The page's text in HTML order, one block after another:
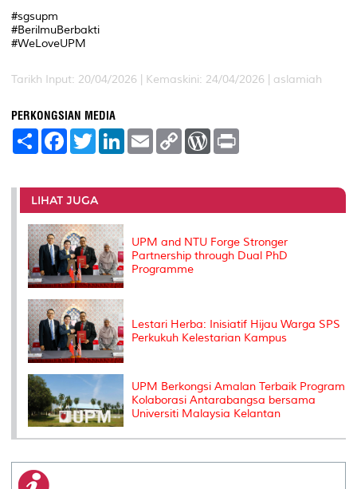
#sgsupm
#BerilmuBerbakti
#WeLoveUPM
Tarikh Input: 20/04/2026 | Kemaskini: 24/04/2026 | aslamiah
PERKONGSIAN MEDIA
S
e
F
a
b
o
o
k
T
w
t
e
r
L
e
I
E
m
l
C
L
n
W
P
e
s
t
LIHAT JUGA
UPM and NTU Forge Stronger
Partnership through Dual PhD
Programme
Lestari Herba: Inisiatif Hijau Warga SPS
Perkukuh Kelestarian Kampus
UPM Berkongsi Amalan Terbaik Program
Kolaborasi Antarabangsa bersama
Universiti Malaysia Kelantan